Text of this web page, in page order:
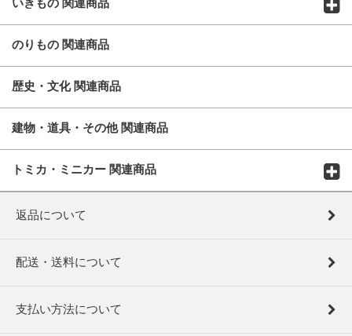
いきもの 関連商品
のりもの 関連商品
歴史・文化 関連商品
建物・道具・その他 関連商品
トミカ・ミニカー 関連商品
返品について
配送・送料について
支払い方法について